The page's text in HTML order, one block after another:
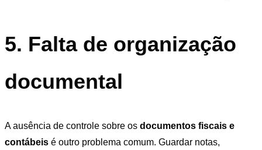
5. Falta de organização
documental
A ausência de controle sobre os documentos fiscais e
contábeis é outro problema comum. Guardar notas,